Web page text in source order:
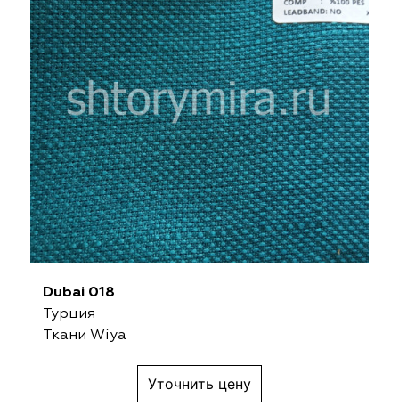
Dubai 018
Турция
Ткани Wiya
Уточнить цену